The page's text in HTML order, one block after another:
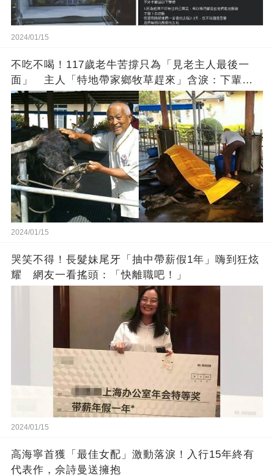
2024/01/15
不吃不喝！117歲老牛苦撐只為「見老主人最後一
面」 主人「特地帶家鄉牧草趕來」含淚：下輩子
找個好人家
2024/01/15
哭笑不得！長髮妹尾牙「抽中帶薪假1年」嗨到狂炫
耀 網友一看搖頭：「快離職吧！」
2024/01/15
高海寧首獲「最佳女配」激動落淚！入行15年終有
代表作，佘詩曼送擁抱